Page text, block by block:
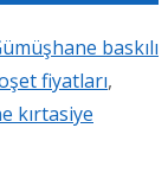
baskılı
fiyatları,
kırtasiye